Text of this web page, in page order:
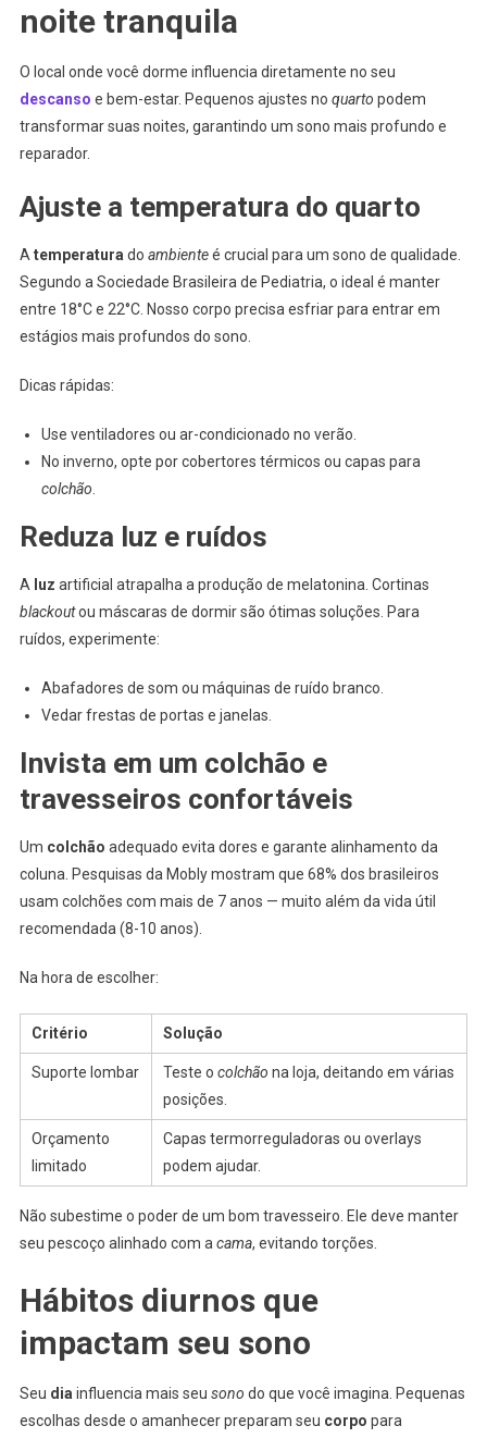
noite tranquila
O local onde você dorme influencia diretamente no seu
descanso e bem-estar. Pequenos ajustes no quarto podem
transformar suas noites, garantindo um sono mais profundo e
reparador.
Ajuste a temperatura do quarto
A temperatura do ambienteé crucial para um sono de qualidade.
Segundo a Sociedade Brasileira de Pediatria, o ideal é manter
entre 18°C e 22°C. Nosso corpo precisa esfriar para entrar em
estágios mais profundos do sono.
Dicas rápidas:
Use ventiladores ou ar-condicionado no verão.
No inverno, opte por cobertores térmicos ou capas para
colchão
Reduza luz e ruídos
A luz artificial atrapalha a produção de melatonina. Cortinas
blackoutou máscaras de dormir são ótimas soluções. Para
ruídos, experimente:
Abafadores de som ou máquinas de ruído branco.
Vedar frestas de portas e janelas.
Invista em um colchão e
travesseiros confortáveis
Um colchão adequado evita dores e garante alinhamento da
coluna. Pesquisas da Mobly mostram que 68% dos brasileiros
usam colchões com mais de 7 anos — muito além da vida útil
recomendada (8-10 anos).
Na hora de escolher:
Critério Solução
Suporte lombar Teste o colchão na loja, deitando em várias
posições.
Orçamento
limitado
Capas termorreguladoras ou overlays
podem ajudar.
Não subestime o poder de um bom travesseiro. Ele deve manter
seu pescoço alinhado com a cama, evitando torções.
Hábitos diurnos que
impactam seu sono
Seu dia influencia mais seu sono do que você imagina. Pequenas
escolhas desde o amanhecer preparam seu corpo para